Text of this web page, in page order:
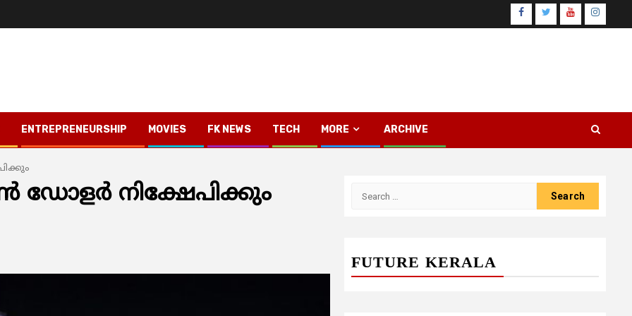
Facebook
TwitterYoutube
ENTREPRENEURSHIP MOVIES FK NEWS TECH MORE ARCHIVE
ഡോളര്‍ നിക്ഷേപിക്കും
FUTURE KERALA